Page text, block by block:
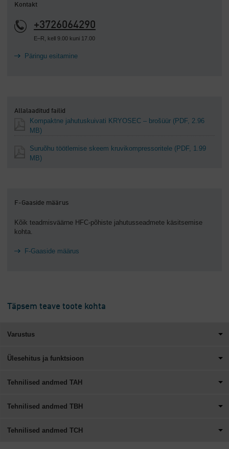
Kontakt
+3726064290
E–R, kell 9.00 kuni 17.00
Päringu esitamine
Allalaaditud failid
Kompaktne jahutuskuivati KRYOSEC – brošüür (PDF, 2.96
MB)
Suruõhu töötlemise skeem kruvikompressoritele (PDF, 1.99
MB)
F-Gaaside määrus
Kõik teadmisväärne HFC-põhiste jahutusseadmete käsitsemise
kohta.
F-Gaaside määrus
Täpsem teave toote kohta
Varustus
Ülesehitus ja funktsioon
Tehnilised andmed TAH
Tehnilised andmed TBH
Tehnilised andmed TCH